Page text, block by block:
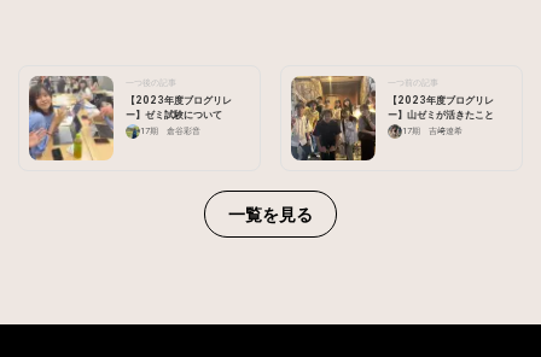
一つ後の記事
【2023年度ブログリレ
ー】ゼミ試験について
17期 倉谷彩音
一つ前の記事
【2023年度ブログリレ
ー】山ゼミが活きたこと
17期 吉﨑遼希
一覧を見る